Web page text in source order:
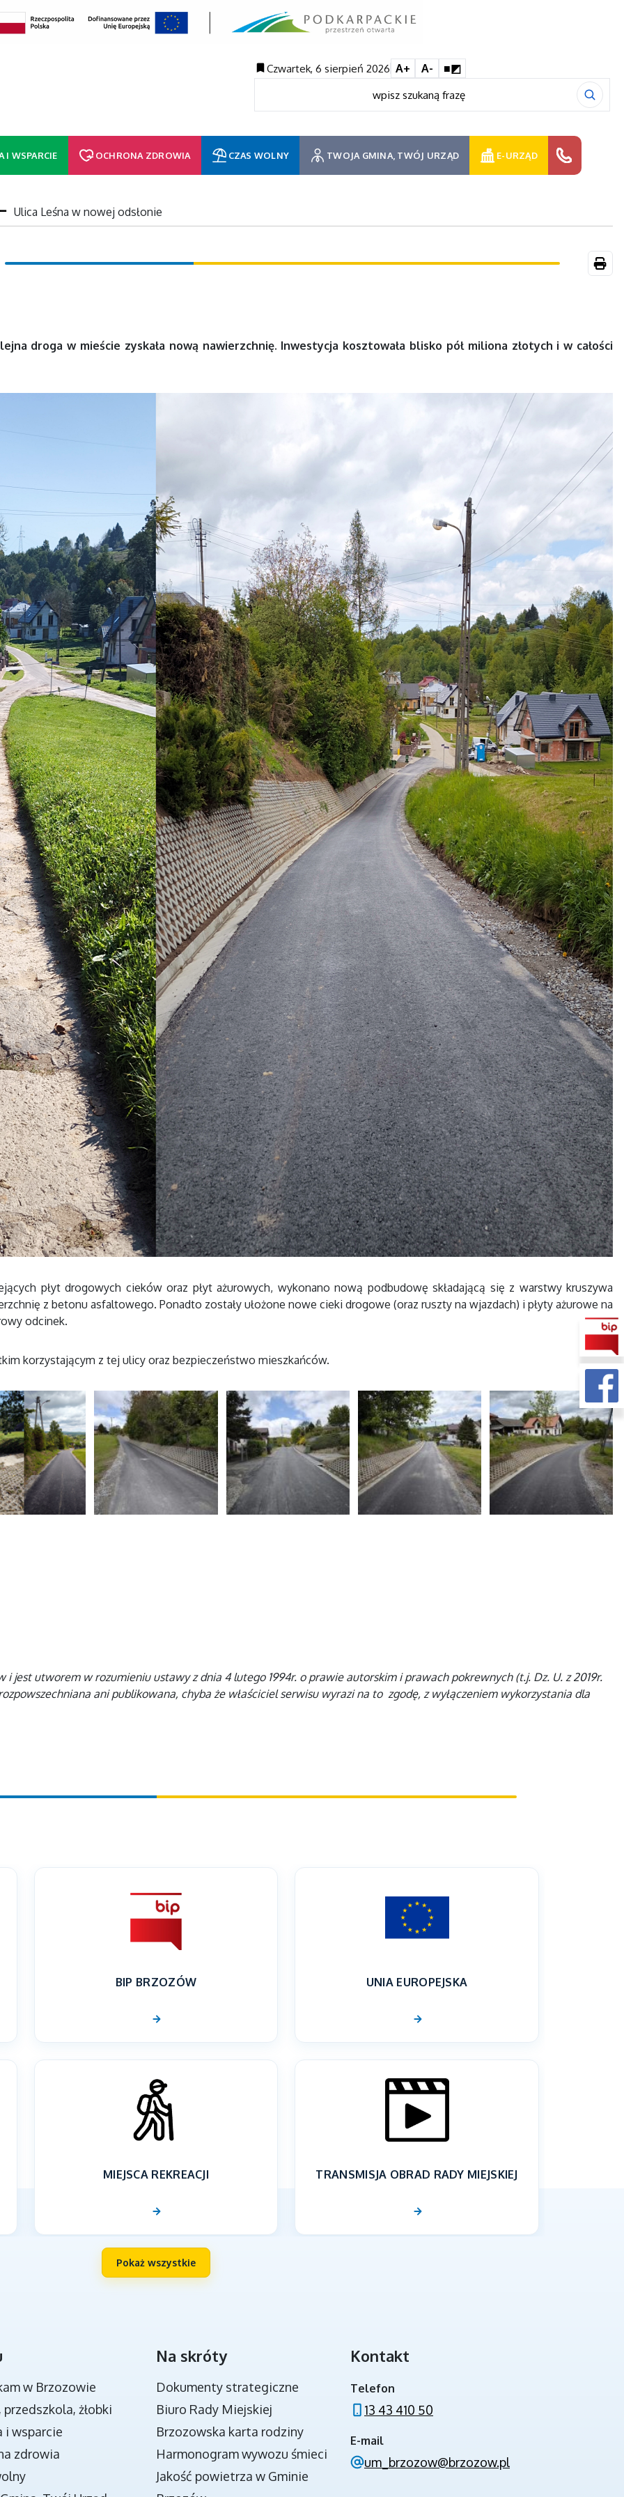
Czwartek, 6 sierpień 2026 A+ A- ■◩
I WSPARCIE OCHRONA ZDROWIA CZAS WOLNY TWOJA GMINA, TWÓJ URZĄD E-URZĄD
Ulica Leśna w nowej odsłonie
droga w mieście zyskała nową nawierzchnię. Inwestycja kosztowała blisko pół miliona złotych i w całości
płyt drogowych cieków oraz płyt ażurowych, wykonano nową podbudowę składającą się z warstwy kruszywa
z betonu asfaltowego. Ponadto zostały ułożone nowe cieki drogowe (oraz ruszty na wjazdach) i płyty ażurowe na
odcinek.
korzystającym z tej ulicy oraz bezpieczeństwo mieszkańców.
i jest utworem w rozumieniu ustawy z dnia 4 lutego 1994r. o prawie autorskim i prawach pokrewnych (t.j. Dz. U. z 2019r.
ani publikowana, chyba że właściciel serwisu wyrazi na to zgodę, z wyłączeniem wykorzystania dla
BIP BRZOZÓW UNIA EUROPEJSKA
MIEJSCA REKREACJI TRANSMISJA OBRAD RADY MIEJSKIEJ
NOWA JAKOŚĆ KSZTAŁCENIA W GMINIE
BRZOZÓW - PROJEKT
INWESTYCJE ZE ŚRODKÓW BUDŻETU
Pokaż wszystkie
w Brzozowie
przedszkola, żłobki
i wsparcie
zdrowia
Na skróty
Dokumenty strategiczne
Biuro Rady Miejskiej
Brzozowska karta rodziny
Harmonogram wywozu śmieci
Jakość powietrza w Gminie
Kontakt
Telefon
13 43 410 50
E-mail
um_brzozow@brzozow.pl